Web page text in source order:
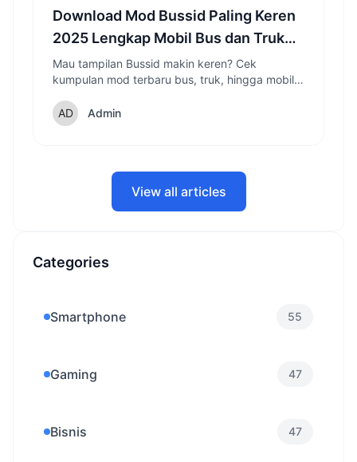
Download Mod Bussid Paling Keren
2025 Lengkap Mobil Bus dan Truk
HD
Mau tampilan Bussid makin keren? Cek
kumpulan mod terbaru bus, truk, hingga mobil
Admin
View all articles
Categories
Smartphone 55
Gaming 47
Bisnis 47